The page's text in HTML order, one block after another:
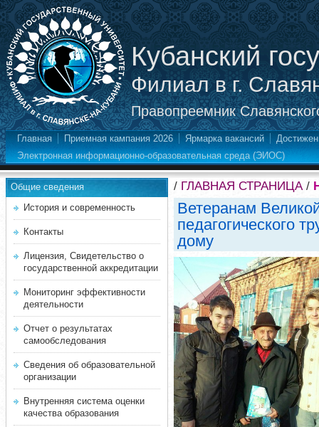
Кубанский
Филиал в г.
Правопреемник
Главная Приемная кампания 2026 Ярмарка вакансий
Электронная информационно-образовательная среда (ЭИОС)
Общие сведения
История и современность
Контакты
Лицензия, Свидетельство о
государственной аккредитации
Мониторинг эффективности
деятельности
Отчет о результатах
самообследования
Сведения об образовательной
организации
Внутренняя система оценки
качества образования
/ ГЛАВНАЯ СТРАНИЦА/
Ветеранам
педагогического
дому